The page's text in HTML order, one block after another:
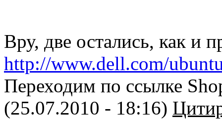
Вру, две остались, как и
http://www.dell.com/
Переходим по ссылке
(25.07.2010 - 18:16)